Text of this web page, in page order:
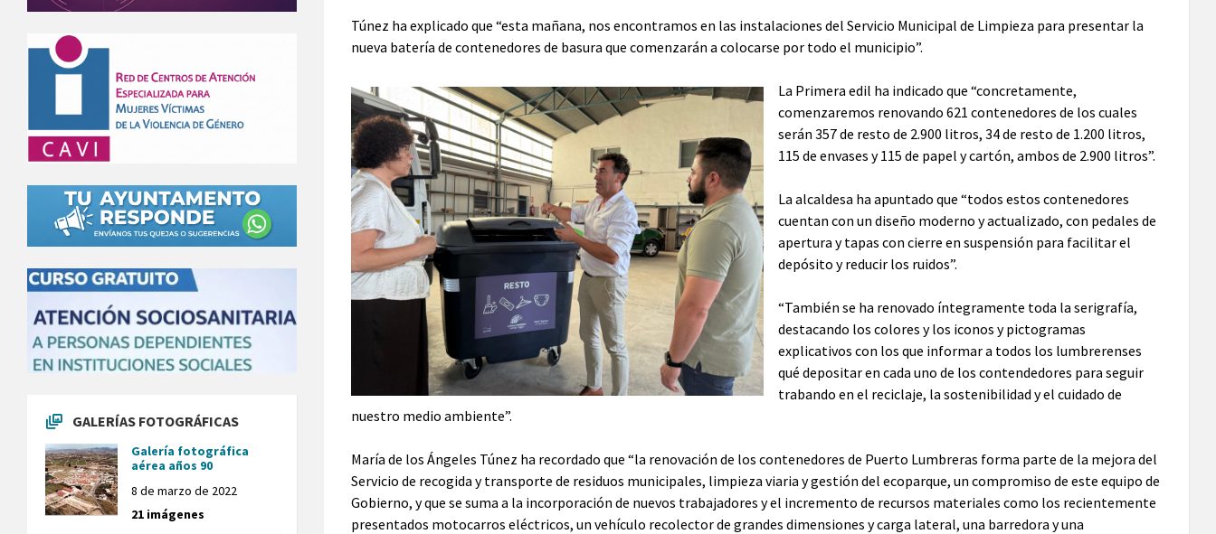
Túnez ha explicado que “esta mañana, nos encontramos en las instalaciones del Servicio Municipal de Limpieza para presentar la
nueva batería de contenedores de basura que comenzarán a colocarse por todo el municipio”.
La Primera edil ha indicado que “concretamente,
comenzaremos renovando 621 contenedores de los cuales
serán 357 de resto de 2.900 litros, 34 de resto de 1.200 litros,
115 de envases y 115 de papel y cartón, ambos de 2.900 litros”.
La alcaldesa ha apuntado que “todos estos contenedores
cuentan con un diseño moderno y actualizado, con pedales de
apertura y tapas con cierre en suspensión para facilitar el
depósito y reducir los ruidos”.
“También se ha renovado íntegramente toda la serigrafía,
destacando los colores y los iconos y pictogramas
explicativos con los que informar a todos los lumbrerenses
qué depositar en cada uno de los contendedores para seguir
trabando en el reciclaje, la sostenibilidad y el cuidado de
nuestro medio ambiente”.
María de los Ángeles Túnez ha recordado que “la renovación de los contenedores de Puerto Lumbreras forma parte de la mejora del
Servicio de recogida y transporte de residuos municipales, limpieza viaria y gestión del ecoparque, un compromiso de este equipo de
Gobierno, y que se suma a la incorporación de nuevos trabajadores y el incremento de recursos materiales como los recientemente
presentados motocarros eléctricos, un vehículo recolector de grandes dimensiones y carga lateral, una barredora y una
GALERÍAS FOTOGRÁFICAS
Galería fotográfica
aérea años 90
8 de marzo de 2022
21 imágenes